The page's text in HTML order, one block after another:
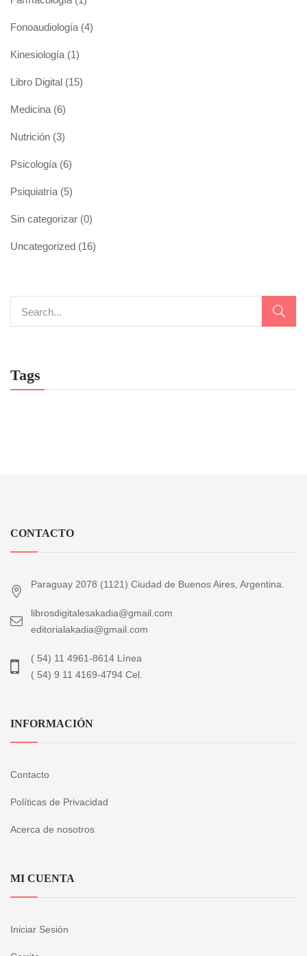
Fonoaudiología (4)
Kinesiología (1)
Libro Digital (15)
Medicina (6)
Nutrición (3)
Psicología (6)
Psiquiatría (5)
Sin categorizar (0)
Uncategorized (16)
Tags
CONTACTO
Paraguay 2078 (1121) Ciudad de Buenos Aires, Argentina.
librosdigitalesakadia@gmail.com
editorialakadia@gmail.com
( 54) 11 4961-8614 Línea
( 54) 9 11 4169-4794 Cel.
INFORMACIÓN
Contacto
Políticas de Privacidad
Acerca de nosotros
MI CUENTA
Iniciar Sesión